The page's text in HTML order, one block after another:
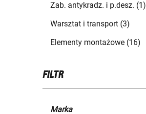
Zab. antykradz. i p.desz. (1)
Warsztat i transport (3)
Elementy montażowe (16)
FILTR
Marka